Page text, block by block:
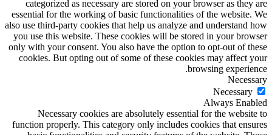
categorized as necessary are stored on your browser as they are
essential for the working of basic functionalities of the website. We
also use third-party cookies that help us analyze and understand how
you use this website. These cookies will be stored in your browser
only with your consent. You also have the option to opt-out of these
cookies. But opting out of some of these cookies may affect your
browsing experience.
Necessary
Necessary
Always Enabled
Necessary cookies are absolutely essential for the website to
function properly. This category only includes cookies that ensures